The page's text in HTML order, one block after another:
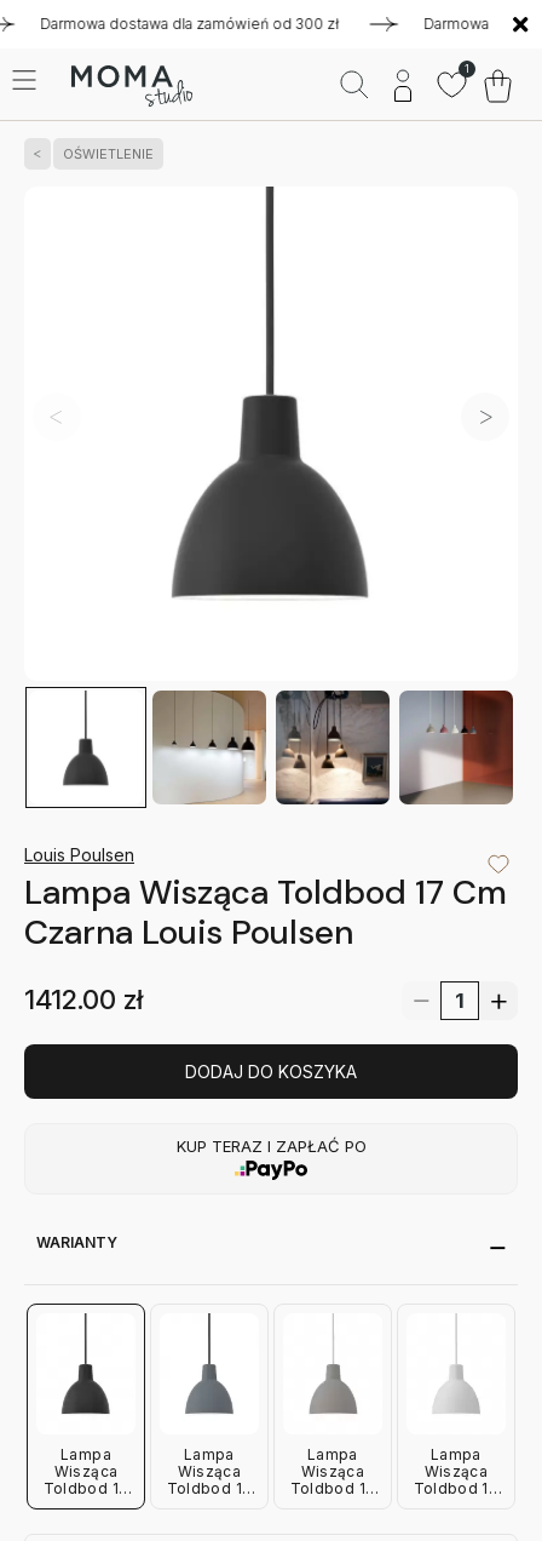
dostawa dla zamówień od 300 zł Darmowa dostawa
1
OŚWIETLENIE
Louis Poulsen
Lampa Wisząca Toldbod 17 Cm
Czarna Louis Poulsen
1412.00 zł
DODAJ DO KOSZYKA
KUP TERAZ I ZAPŁAĆ PO
WARIANTY
Lampa
Wisząca
Toldbod 17
Cm Czarna
Lampa
Wisząca
Toldbod 17
Lampa
Wisząca
Toldbod 17
Lampa
Wisząca
Toldbod 17